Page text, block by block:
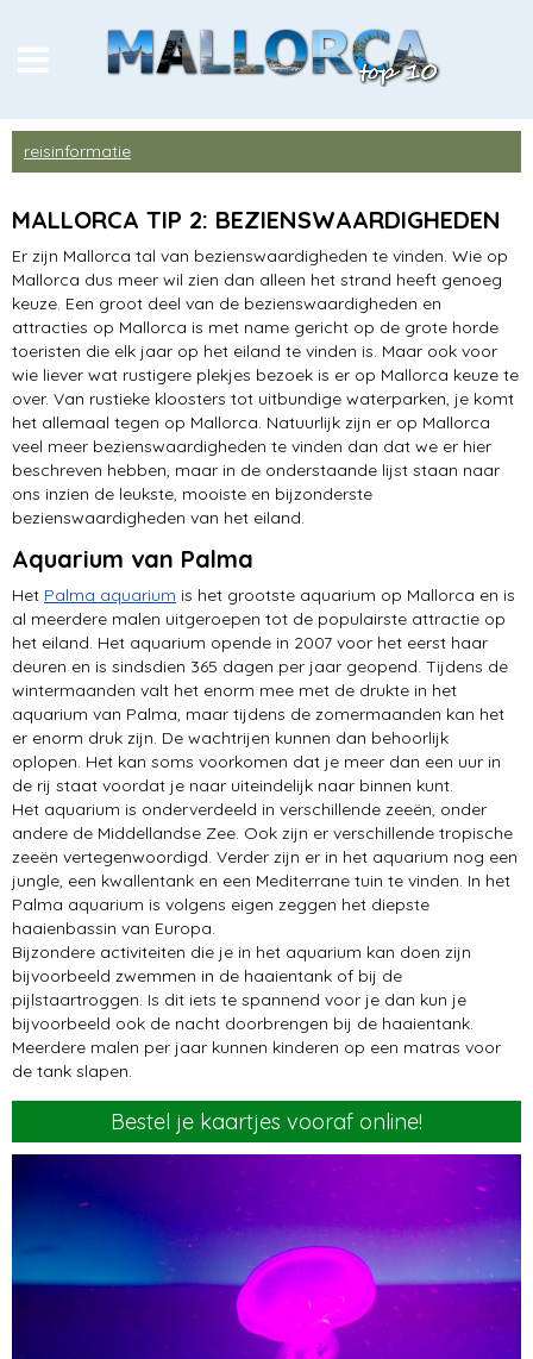
stranden & baaien
vakantie
eten & drinken
dorpen & plaatsen
met kinderen
sportief
uitgaan
Palma de Mallorca
reisinformatie
MALLORCA TIP 2: BEZIENSWAARDIGHEDEN
Er zijn Mallorca tal van bezienswaardigheden te vinden. Wie op
Mallorca dus meer wil zien dan alleen het strand heeft genoeg
keuze. Een groot deel van de bezienswaardigheden en
attracties op Mallorca is met name gericht op de grote horde
toeristen die elk jaar op het eiland te vinden is. Maar ook voor
wie liever wat rustigere plekjes bezoek is er op Mallorca keuze te
over. Van rustieke kloosters tot uitbundige waterparken, je komt
het allemaal tegen op Mallorca. Natuurlijk zijn er op Mallorca
veel meer bezienswaardigheden te vinden dan dat we er hier
beschreven hebben, maar in de onderstaande lijst staan naar
ons inzien de leukste, mooiste en bijzonderste
bezienswaardigheden van het eiland.
Aquarium van Palma
Het Palma aquarium is het grootste aquarium op Mallorca en is
al meerdere malen uitgeroepen tot de populairste attractie op
het eiland. Het aquarium opende in 2007 voor het eerst haar
deuren en is sindsdien 365 dagen per jaar geopend. Tijdens de
wintermaanden valt het enorm mee met de drukte in het
aquarium van Palma, maar tijdens de zomermaanden kan het
er enorm druk zijn. De wachtrijen kunnen dan behoorlijk
oplopen. Het kan soms voorkomen dat je meer dan een uur in
de rij staat voordat je naar uiteindelijk naar binnen kunt.
Het aquarium is onderverdeeld in verschillende zeeën, onder
andere de Middellandse Zee. Ook zijn er verschillende tropische
zeeën vertegenwoordigd. Verder zijn er in het aquarium nog een
jungle, een kwallentank en een Mediterrane tuin te vinden. In het
Palma aquarium is volgens eigen zeggen het diepste
haaienbassin van Europa.
Bijzondere activiteiten die je in het aquarium kan doen zijn
bijvoorbeeld zwemmen in de haaientank of bij de
pijlstaartroggen. Is dit iets te spannend voor je dan kun je
bijvoorbeeld ook de nacht doorbrengen bij de haaientank.
Meerdere malen per jaar kunnen kinderen op een matras voor
de tank slapen.
Bestel je kaartjes vooraf online!